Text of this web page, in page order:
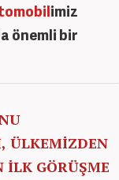
imiz
önemli bir
ÜLKEMİZDEN
GÖRÜŞME